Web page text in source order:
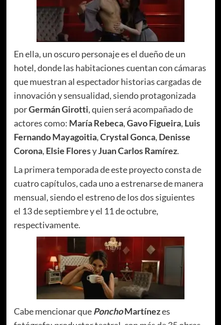
En ella, un oscuro personaje es el dueño de un
hotel, donde las habitaciones cuentan con cámaras
que muestran al espectador historias cargadas de
innovación y sensualidad, siendo protagonizada
porGermán Girotti, quien será acompañado de
actores como: María Rebeca,Gavo Figueira, Luis
Fernando Mayagoitia,Crystal Gonca, Denisse
Corona, Elsie FloresyJuan Carlos Ramírez.
La primera temporada de este proyecto consta de
cuatro capítulos, cada uno a estrenarse de manera
mensual, siendo el estreno de los dos siguientes
el 13 de septiembre y el 11 de octubre,
respectivamente.
Cabe mencionar quePonchoMartínezes